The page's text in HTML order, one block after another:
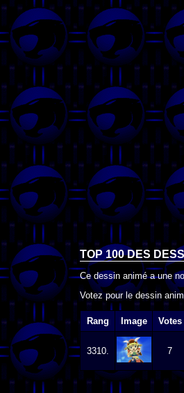
TOP 100 DES
Ce dessin animé a une
Votez pour le dessin
Rang Image Votes
3310. 7